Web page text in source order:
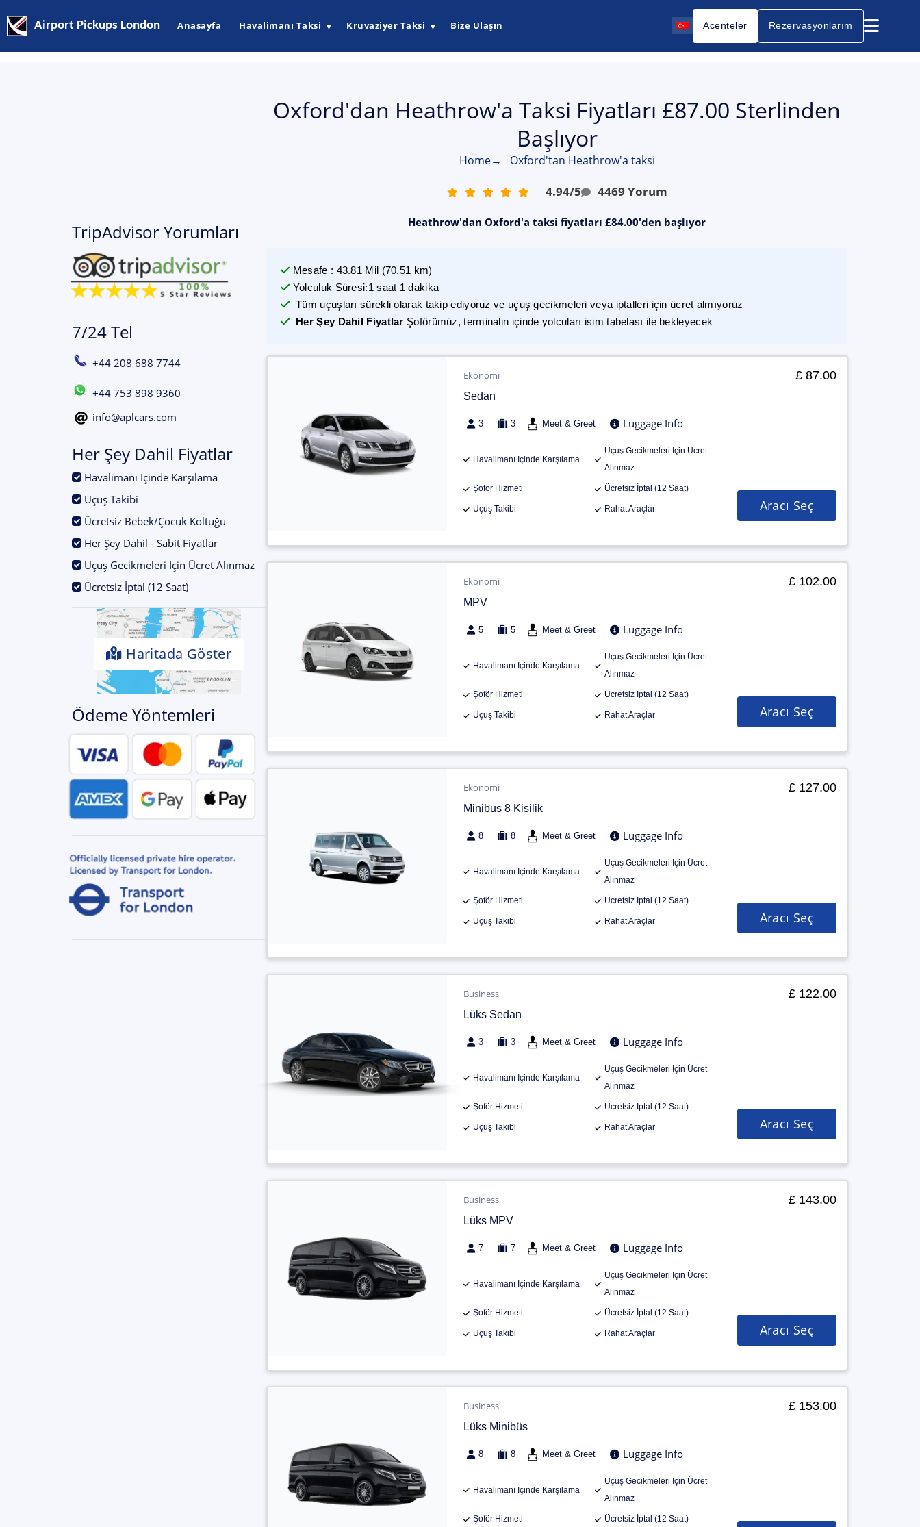
Airport Pickups London Anasayfa Havalimanı Taksi ▼ Kruvaziyer Taksi ▼ Bize Ulaşın Acenteler Rezervasyonlarım
TripAdvisor Yorumları
7/24 Tel
+44 208 688 7744
+44 753 898 9360
info@aplcars.com
Her Şey Dahil Fiyatlar
Havalimanı Içinde Karşılama
Uçuş Takibi
Ücretsiz Bebek/Çocuk Koltuğu
Her Şey Dahil - Sabit Fiyatlar
Uçuş Gecikmeleri Için Ücret Alınmaz
Ücretsiz İptal (12 Saat)
Haritada Göster
Ödeme Yöntemleri
Oxford'dan Heathrow'a Taksi Fiyatları £87.00 Sterlinden
Başlıyor
Home→ Oxford'tan Heathrow'a taksi
4.94/5 4469 Yorum
Heathrow'dan Oxford'a taksi fiyatları £84.00'den başlıyor
Mesafe : 43.81 Mil (70.51 km)
Yolculuk Süresi:1 saat 1 dakika
Tüm uçuşları sürekli olarak takip ediyoruz ve uçuş gecikmeleri veya iptalleri için ücret almıyoruz
Her Şey Dahil Fiyatlar Şoförümüz, terminalin içinde yolcuları isim tabelası ile bekleyecek
Ekonomi
Sedan
3 3 Meet & Greet Luggage Info
Havalimanı Içinde Karşılama
Uçuş Gecikmeleri Için Ücret
Alınmaz
Şoför Hizmeti Ücretsiz İptal (12 Saat)
Uçuş Takibi Rahat Araçlar
£ 87.00
Aracı Seç
Ekonomi
MPV
5 5 Meet & Greet Luggage Info
Havalimanı Içinde Karşılama
Uçuş Gecikmeleri Için Ücret
Alınmaz
Şoför Hizmeti Ücretsiz İptal (12 Saat)
Uçuş Takibi Rahat Araçlar
£ 102.00
Aracı Seç
Ekonomi
Minibus 8 Kisilik
8 8 Meet & Greet Luggage Info
Havalimanı Içinde Karşılama
Uçuş Gecikmeleri Için Ücret
Alınmaz
Şoför Hizmeti Ücretsiz İptal (12 Saat)
Uçuş Takibi Rahat Araçlar
£ 127.00
Aracı Seç
Business
Lüks Sedan
3 3 Meet & Greet Luggage Info
Havalimanı Içinde Karşılama
Uçuş Gecikmeleri Için Ücret
Alınmaz
Şoför Hizmeti Ücretsiz İptal (12 Saat)
Uçuş Takibi Rahat Araçlar
£ 122.00
Aracı Seç
Business
Lüks MPV
7 7 Meet & Greet Luggage Info
Havalimanı Içinde Karşılama
Uçuş Gecikmeleri Için Ücret
Alınmaz
Şoför Hizmeti Ücretsiz İptal (12 Saat)
Uçuş Takibi Rahat Araçlar
£ 143.00
Aracı Seç
Business
Lüks Minibüs
8 8 Meet & Greet Luggage Info
Havalimanı Içinde Karşılama
Uçuş Gecikmeleri Için Ücret
Alınmaz
Şoför Hizmeti Ücretsiz İptal (12 Saat)
£ 153.00